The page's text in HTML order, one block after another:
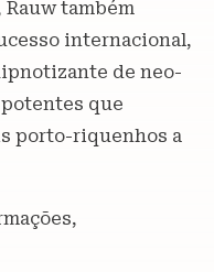
também
internacional,
de neo-
que
porto-riquenhos a